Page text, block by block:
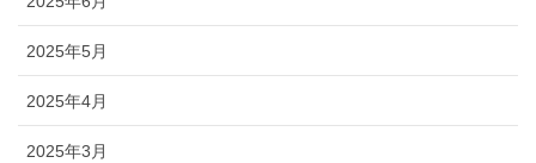
2025年5月
2025年4月
2025年3月